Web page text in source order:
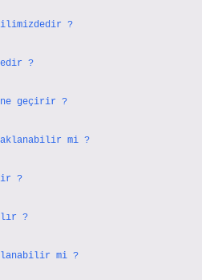
ilimizdedir ?
?
ne geçirir ?
mi ?
?
?
mi ?